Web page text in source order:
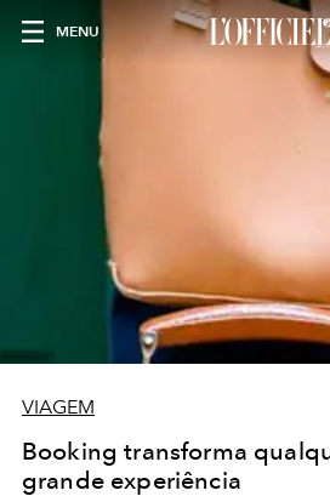
MENU
VIAGEM
Booking transforma
grande experiência